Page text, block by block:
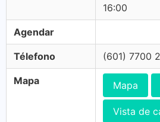
16:00
Agendar
Télefono (601) 7700
Mapa Mapa
Vista de